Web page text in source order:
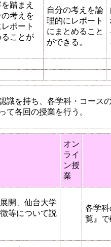
踏まえ
考えを
ポート
ことが
自分の考えを論
理的にレポート
にまとめること
ができる。
識を持ち、各学科・コース
て各回の授業を行う。
オン
ライ
ン授
業
開、仙台大学
等について説
各学
覧』